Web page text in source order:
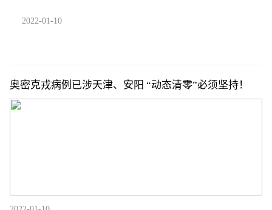
2022-01-10
奥密克戎病例已涉天津、安阳 “动态清零”必须坚持！